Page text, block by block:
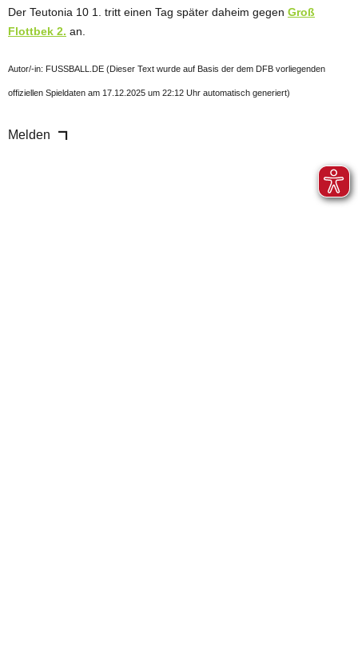
Der Teutonia 10 1. tritt einen Tag später daheim gegen Groß
Flottbek 2. an.
Autor/-in: FUSSBALL.DE (Dieser Text wurde auf Basis der dem DFB vorliegenden
offiziellen Spieldaten am 17.12.2025 um 22:12 Uhr automatisch generiert)
Melden